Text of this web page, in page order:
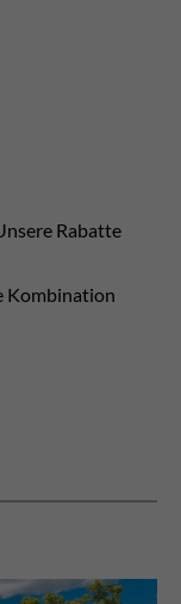
Rabatte
Kombination